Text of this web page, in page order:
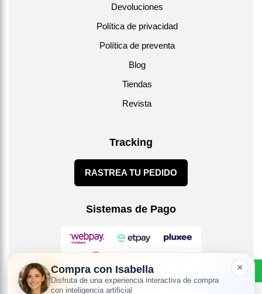
Devoluciones
Política de privacidad
Política de preventa
Blog
Tiendas
Revista
Tracking
RASTREA TU PEDIDO
Sistemas de Pago